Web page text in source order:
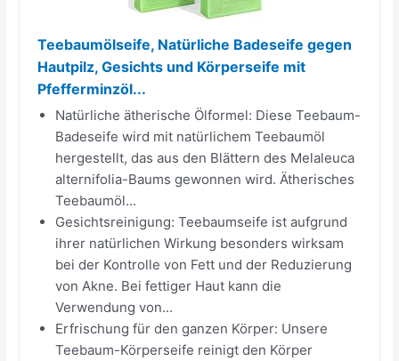
Teebaumölseife, Natürliche Badeseife gegen
Hautpilz, Gesichts und Körperseife mit
Pfefferminzöl...
Natürliche ätherische Ölformel: Diese Teebaum-
Badeseife wird mit natürlichem Teebaumöl
hergestellt, das aus den Blättern des Melaleuca
alternifolia-Baums gewonnen wird. Ätherisches
Teebaumöl...
Gesichtsreinigung: Teebaumseife ist aufgrund
ihrer natürlichen Wirkung besonders wirksam
bei der Kontrolle von Fett und der Reduzierung
von Akne. Bei fettiger Haut kann die
Verwendung von...
Erfrischung für den ganzen Körper: Unsere
Teebaum-Körperseife reinigt den Körper